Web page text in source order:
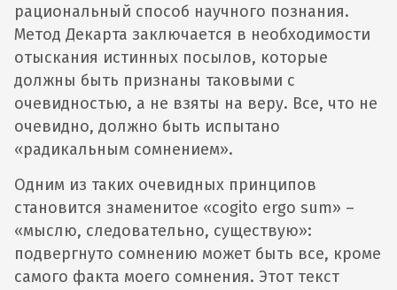
рациональный способ научного познания.
Метод Декарта заключается в необходимости
отыскания истинных посылов, которые
должны быть признаны таковыми с
очевидностью, а не взяты на веру. Все, что не
очевидно, должно быть испытано
«радикальным сомнением».
Одним из таких очевидных принципов
становится знаменитое «cogito ergo sum» –
«мыслю, следовательно, существую»:
подвергнуто сомнению может быть все, кроме
самого факта моего сомнения. Этот текст